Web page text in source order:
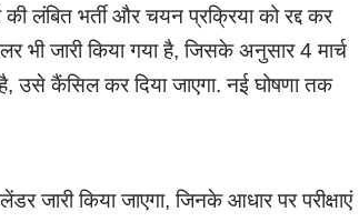
लंबित भर्ती और चयन प्रक्रिया को रद्द कर
जारी किया गया है, जिसके अनुसार 4 मार्च
उसे कैंसिल कर दिया जाएगा. नई घोषणा तक
जारी किया जाएगा, जिनके आधार पर परीक्षाएं